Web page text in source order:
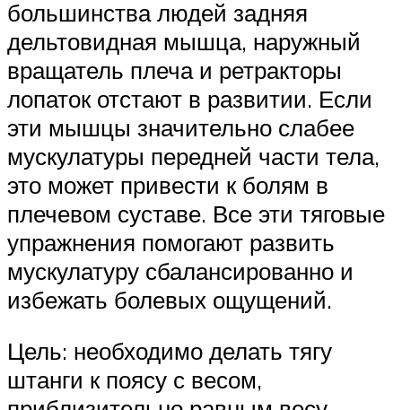
большинства людей задняя
дельтовидная мышца, наружный
вращатель плеча и ретракторы
лопаток отстают в развитии. Если
эти мышцы значительно слабее
мускулатуры передней части тела,
это может привести к болям в
плечевом суставе. Все эти тяговые
упражнения помогают развить
мускулатуру сбалансированно и
избежать болевых ощущений.
Цель: необходимо делать тягу
штанги к поясу с весом,